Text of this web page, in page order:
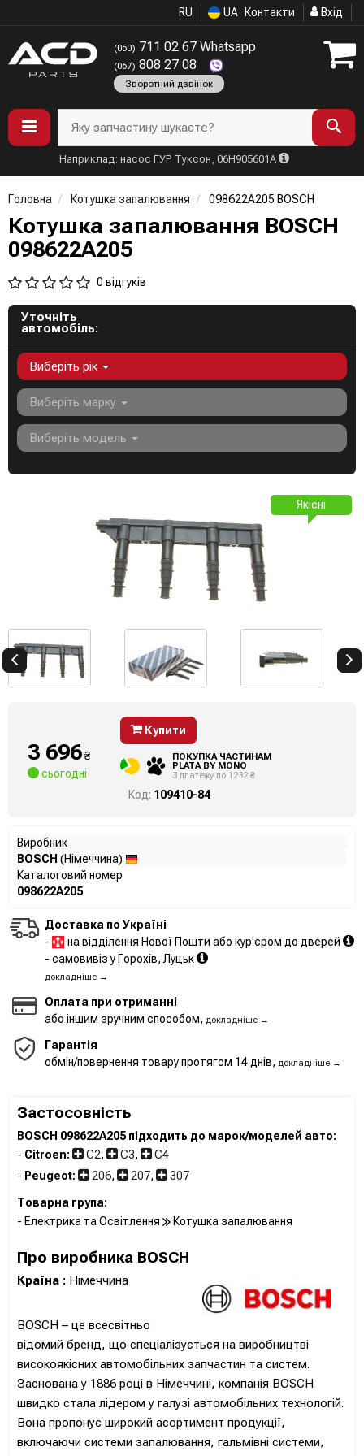
RU UA Контакти Вхід
(050) 711 02 67 Whatsapp
(067) 808 27 08
Зворотний дзвінок
Яку запчастину шукаєте?
Наприклад: насос ГУР Туксон, 06H905601A
Головна Котушка запалювання 098622A205 BOSCH
Котушка запалювання BOSCH
098622A205
0 відгуків
Уточніть
автомобіль:
Виберіть рік
Виберіть марку
Виберіть модель
Якісні
3 696₴
сьогодні
Купити
ПОКУПКА ЧАСТИНАМ
PLATA BY MONO
3 платежу по 1232 ₴
Код: 109410-84
Виробник
BOSCH (Німеччина)
Каталоговий номер
098622A205
Доставка по Україні
-
на відділення Нової Пошти або кур'єром до дверей
- самовивіз у Горохів, Луцьк
докладніше →
Оплата при отриманні
або іншим зручним способом, докладніше →
Гарантія
обмін/повернення товару протягом 14 днів, докладніше →
Застосовність
BOSCH 098622A205 підходить до марок/моделей авто:
- Citroen: C2, C3,
C4
- Peugeot: 206, 207, 307
Товарна група:
- Електрика та Освітлення
Котушка запалювання
Про виробника BOSCH
Країна : Німеччина
BOSCH – це всесвітньо
відомий бренд, що спеціалізується на виробництві
високоякісних автомобільних запчастин та систем.
Заснована у 1886 році в Німеччині, компанія BOSCH
швидко стала лідером у галузі автомобільних технологій.
Вона пропонує широкий асортимент продукції,
включаючи системи запалювання, гальмівні системи,